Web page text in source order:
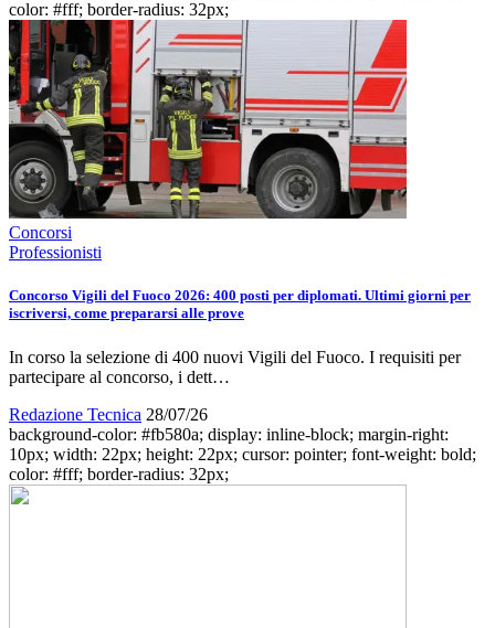
color: #fff; border-radius: 32px;
Concorsi
Professionisti
Concorso Vigili del Fuoco 2026: 400 posti per diplomati. Ultimi giorni per
iscriversi, come prepararsi alle prove
In corso la selezione di 400 nuovi Vigili del Fuoco. I requisiti per
partecipare al concorso, i dett…
Redazione Tecnica 28/07/26
background-color: #fb580a; display: inline-block; margin-right:
10px; width: 22px; height: 22px; cursor: pointer; font-weight: bold;
color: #fff; border-radius: 32px;